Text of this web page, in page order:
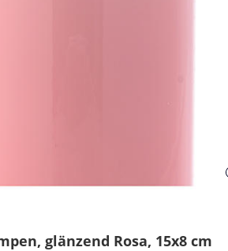
glänzend Rosa, 15x8 cm